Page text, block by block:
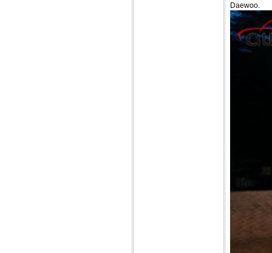
Daewoo.